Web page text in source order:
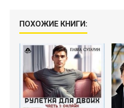
ПОХОЖИЕ КНИГИ: